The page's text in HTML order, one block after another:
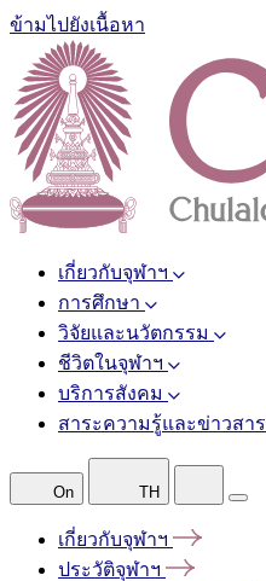
ข้ามไปยังเนื้อหา
เกี่ยวกับจุฬาฯ
การศึกษา
วิจัยและนวัตกรรม
ชีวิตในจุฬาฯ
บริการสังคม
สาระความรู้และข่าวสาร
On TH
เกี่ยวกับจุฬาฯ
ประวัติจุฬาฯ